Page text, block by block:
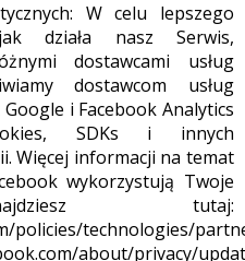
W celu lepszego
działa nasz Serwis,
dostawcami usług
dostawcom usług
i Facebook Analytics
SDKs i innych
Więcej informacji na temat
wykorzystują Twoje
tutaj:
policies/technologies/
about/privacy/